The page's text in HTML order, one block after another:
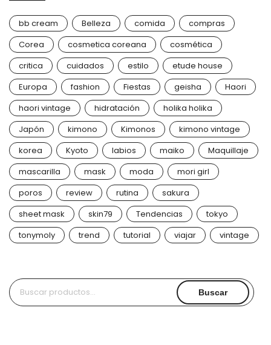
bb cream Belleza comida
compras
Corea
cosmetica coreana
cosmética
critica
cuidados estilo
etude house
Europa
fashion Fiestas geisha
Haori
haori vintage
hidratación
holika holika
Japón
kimono Kimonos
kimono vintage
korea
Kyoto labios maiko
Maquillaje
mascarilla
mask moda
mori girl
poros
review rutina
sakura
sheet mask
skin79 Tendencias
tokyo
tonymoly
trend tutorial viajar vintage
Buscar
por:
Buscar